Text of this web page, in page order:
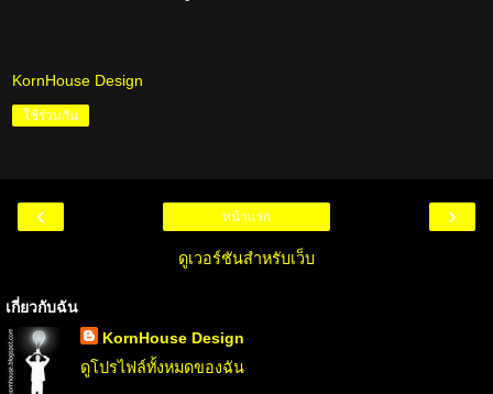
KornHouse Design
ใช้ร่วมกัน
‹ ›
หน้าแรก
ดูเวอร์ชันสำหรับเว็บ
เกี่ยวกับฉัน
KornHouse Design
ดูโปรไฟล์ทั้งหมดของฉัน